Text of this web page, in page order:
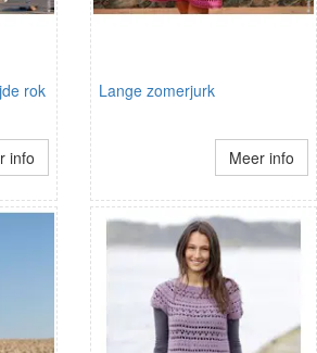
rok
info
Lange zomerjurk
Meer info